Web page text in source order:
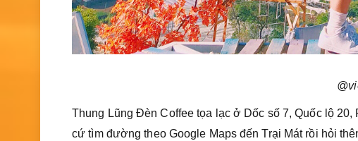
Thung Lũng Đèn Coffee tọa lạc ở Dốc số 7, Quốc lộ
cứ tìm đường theo Google Maps đến Trại Mát rồi hỏi